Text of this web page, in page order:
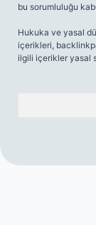
bu sorumluluğu
Hukuka ve yasal
içerikleri,
ilgili içerikler yasal